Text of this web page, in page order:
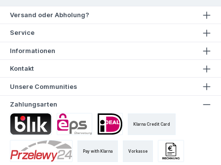
Versand oder Abholung?
Service
Informationen
Kontakt
Unsere Communities
Zahlungsarten
Klarna Credit Card
Pay with Klarna Vorkasse